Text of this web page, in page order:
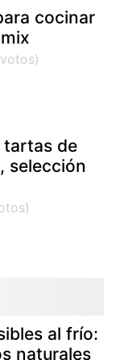
cocinar
tartas de
selección
al frío:
naturales